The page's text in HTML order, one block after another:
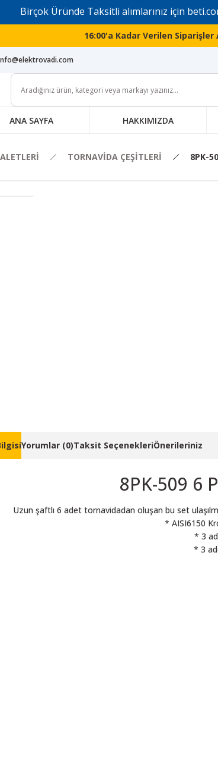
Birçok Üründe Taksitli alımlarınız için
16:00'a Kadar Verilen Siparişler
ANA SAYFA HAKKIMIZDA
TORNAVİDA ÇEŞİTLERİ 8PK-
Yorumlar (0)Taksit SeçenekleriÖnerileriniz
8PK-509 6
Uzun şaftlı 6 adet tornavidadan oluşan bu set
* AISI6150
* 3
* 3